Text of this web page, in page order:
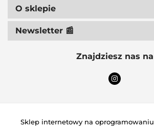
ACCEL
O sklepie
Newsletter 📰
Znajdziesz nas na
Sklep internetowy na oprogramowaniu